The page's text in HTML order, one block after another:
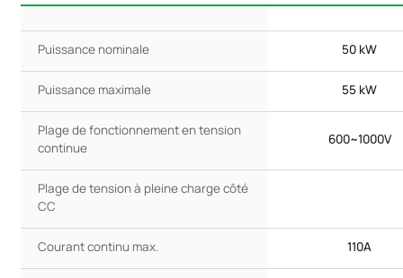
Puissance nominale 50 kW
Puissance maximale 55 kW
Plage de fonctionnement en tension
continue
600~1000V
Plage de tension à pleine charge côté
CC
Courant continu max. 110A